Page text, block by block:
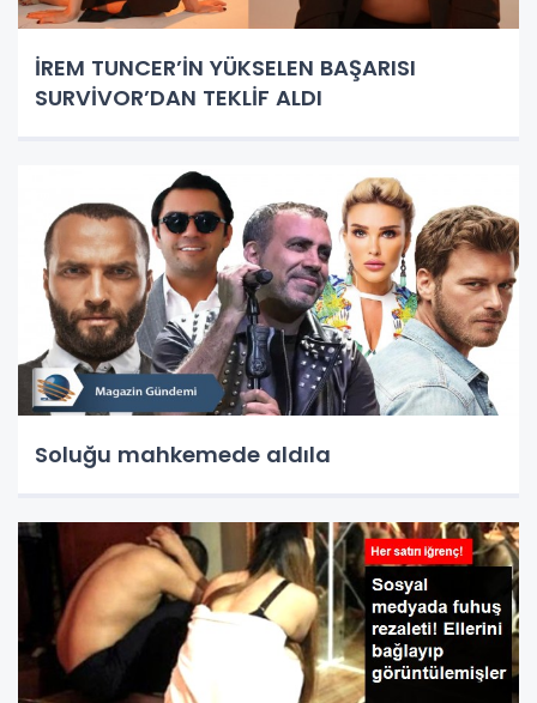
İREM TUNCER’İN YÜKSELEN BAŞARISI
SURVİVOR’DAN TEKLİF ALDI
Soluğu mahkemede aldıla